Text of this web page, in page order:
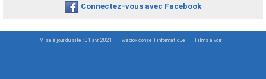
Connectez-vous avec Facebook
Mise à jour du site : 01 avr. 2021 webrox conseil informatique Films à voir